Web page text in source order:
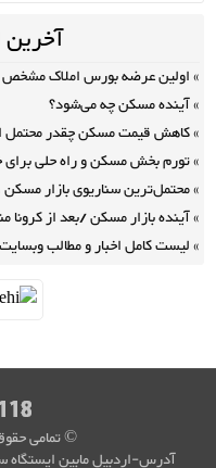
آخرین
اولین عرضه بورس املاک
آینده مسکن چه می‌شود؟
کاهش قیمت مسکن چقدر
تورم بخش مسکن و راه حلی
محتمل‌ترین سناریوی بازار مسکن ۹۹
آینده بازار مسکن /بعد از
لیست کامل اخبار و مطالب وبسایت
© تمامی
آدرس-اردبیل مابین ایستگاه